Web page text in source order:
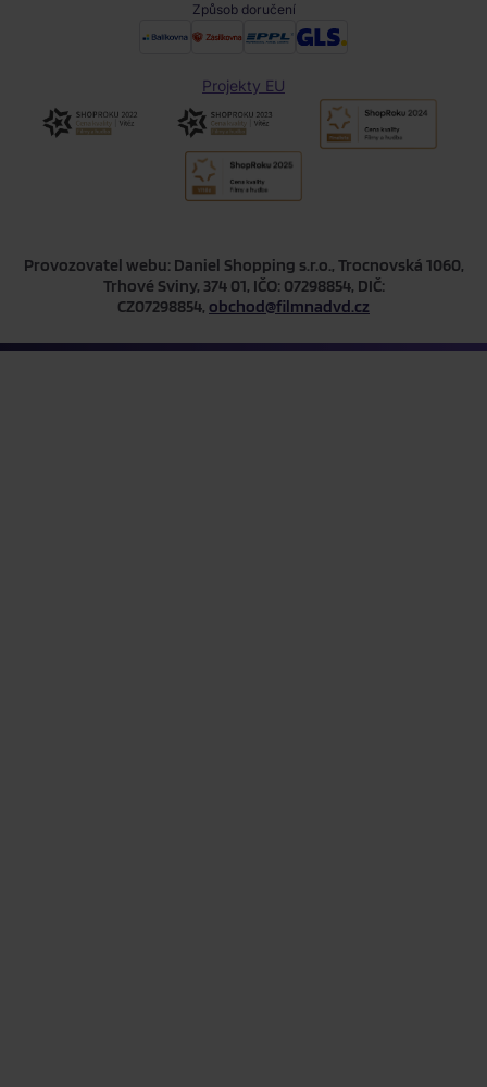
Způsob doručení
Projekty EU
Provozovatel webu: Daniel Shopping s.r.o., Trocnovská 1060,
Trhové Sviny, 374 01, IČO: 07298854, DIČ:
CZ07298854, obchod@filmnadvd.cz